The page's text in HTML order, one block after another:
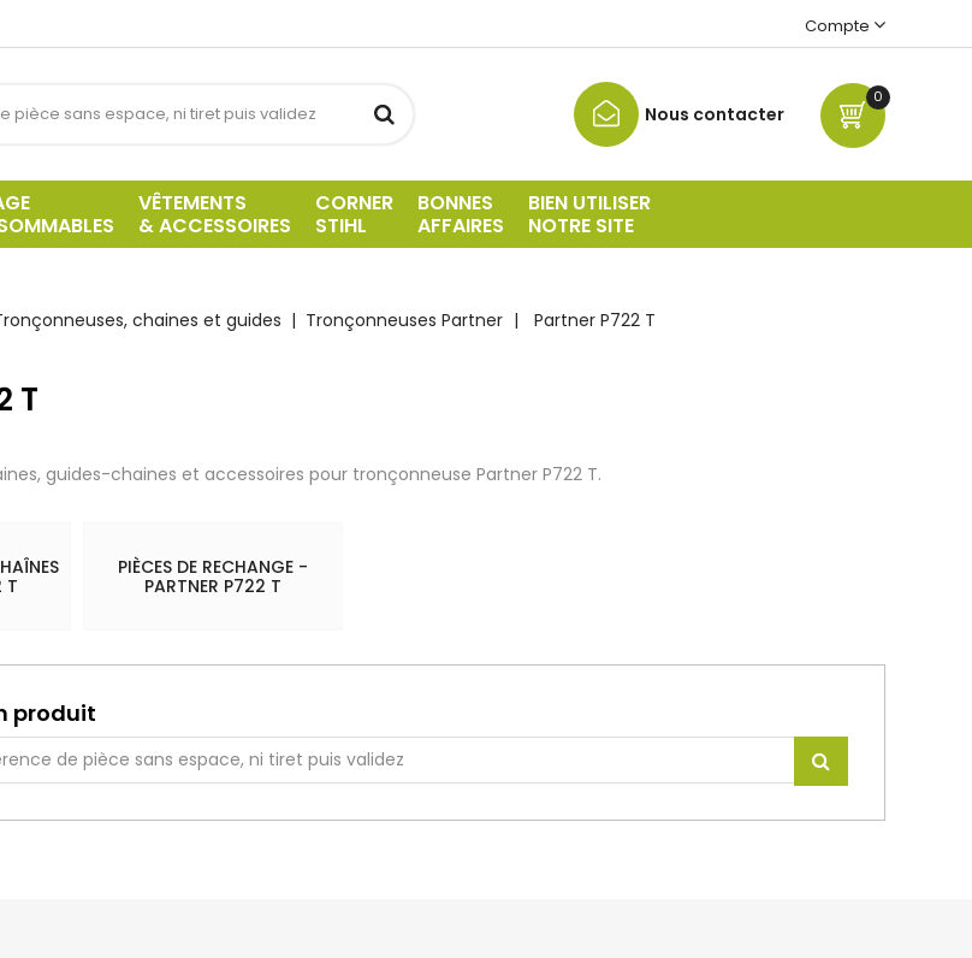
Compte
0
Nous contacter
VÊTEMENTS
& ACCESSOIRES
CORNER
STIHL
BONNES
AFFAIRES
BIEN UTILISER
NOTRE SITE
chaines et guides Tronçonneuses Partner Partner P722 T
T
guides-chaines et accessoires pour tronçonneuse Partner P722 T.
T
PIÈCES DE RECHANGE -
PARTNER P722 T
produit